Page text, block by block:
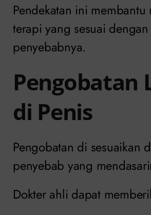
Pendekatan ini membantu
terapi yang sesuai dengan
penyebabnya.
Pengobatan
di Penis
Pengobatan di sesuaikan
penyebab yang
Dokter ahli dapat